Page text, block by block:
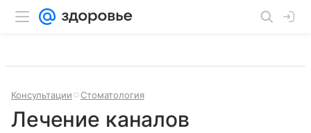
Консультации Стоматология
Лечение каналов